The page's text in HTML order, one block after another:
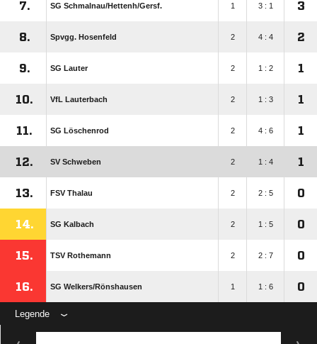
7. SG Schmalnau/​Hettenh/​Gersf. 1 3 : 1 3
8. Spvgg. Hosenfeld 2 4 : 4 2
9. SG Lauter 2 1 : 2 1
10. VfL Lauterbach 2 1 : 3 1
11. SG Löschenrod 2 4 : 6 1
12. SV Schweben 2 1 : 4 1
13. FSV Thalau 2 2 : 5 0
14. SG Kalbach 2 1 : 5 0
15. TSV Rothemann 2 2 : 7 0
16. SG Welkers/​Rönshausen 1 1 : 6 0
Legende